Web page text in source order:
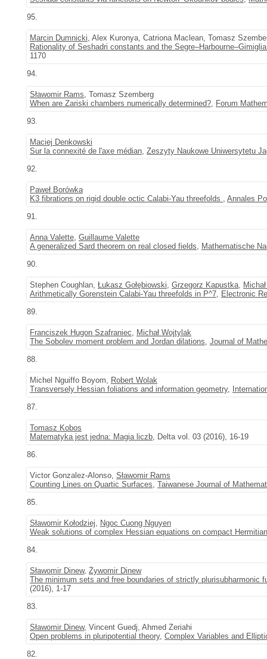
95.
Marcin Dumnicki, Alex Kuronya, Catriona Maclean, Tomasz
Rationality of Seshadri constants and the
1170
94.
Sławomir Rams, Tomasz Szemberg
When are Zariski chambers numerically determined?, Forum
93.
Maciej Denkowski
Sur la connexité de l'axe médian, Zeszyty Naukowe Uniwersytetu
92.
Paweł Borówka
K3 fibrations on rigid double octic Calabi-Yau threefolds , Annales
91.
Anna Valette, Guillaume Valette
A generalized Sard theorem on real closed fields, Mathematische
90.
Stephen Coughlan, Łukasz Gołębiowski, Grzegorz Kapustka,
Arithmetically Gorenstein Calabi-Yau threefolds in P^7, Electronic
89.
Franciszek Hugon Szafraniec, Michał Wojtylak
The Sobolev moment problem and Jordan dilations, Journal of
88.
Michel Nguiffo Boyom, Robert Wolak
Transversely Hessian foliations and information geometry,
87.
Tomasz Kobos
Matematyka jest jedna: Magia liczb, Delta vol. 03 (2016), 16-19
86.
Victor Gonzalez-Alonso, Sławomir Rams
Counting Lines on Quartic Surfaces, Taiwanese Journal of
85.
Sławomir Kołodziej, Ngoc Cuong Nguyen
Weak solutions of complex Hessian equations on compact
84.
Sławomir Dinew, Żywomir Dinew
The minimum sets and free boundaries of strictly plurisubharmonic
(2016), 1-17
83.
Sławomir Dinew, Vincent Guedj, Ahmed Zeriahi
Open problems in pluripotential theory, Complex Variables and
82.